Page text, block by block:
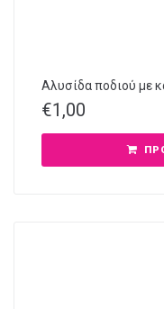
Αλυσίδα ποδιού με
€1,00